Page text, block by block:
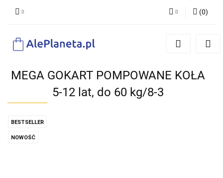
Zaloguj się
(0)
MEGA GOKART POMPOWANE KOŁA
5-12 lat, do 60 kg/8-3
BESTSELLER
NOWOŚĆ